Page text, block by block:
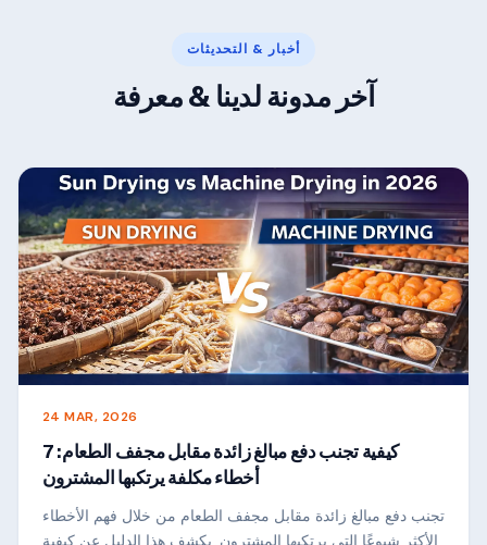
أخبار & التحديثات
آخر مدونة لدينا & معرفة
24 MAR, 2026
كيفية تجنب دفع مبالغ زائدة مقابل مجفف الطعام: 7
أخطاء مكلفة يرتكبها المشترون
تجنب دفع مبالغ زائدة مقابل مجفف الطعام من خلال فهم الأخطاء
الأكثر شيوعًا التي يرتكبها المشترون. يكشف هذا الدليل عن كيفية